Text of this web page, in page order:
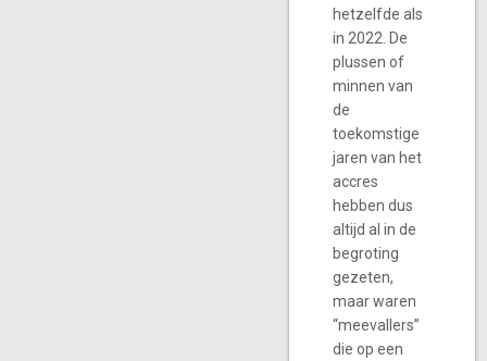
hetzelfde als
in 2022. De
plussen of
minnen van
de
toekomstige
jaren van het
accres
hebben dus
altijd al in de
begroting
gezeten,
maar waren
“meevallers”
die op een